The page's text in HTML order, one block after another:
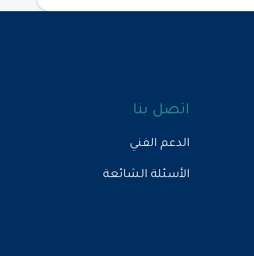
اتصل بنا
الدعم الفني
الأسئلة الشائعة